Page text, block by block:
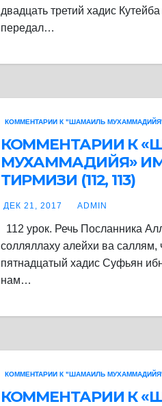
двадцать третий хадис
передал…
КОММЕНТАРИИ К "ШАМАИЛЬ
КОММЕНТАРИИ К
МУХАММАДИЙЯ»
ТИРМИЗИ (112, 113)
ДЕК 21, 2017 ADMIN
112 урок. Речь Посланника
солляллаху алейхи ва саллям,
пятнадцатый хадис Суфьян
нам…
КОММЕНТАРИИ К "ШАМАИЛЬ
КОММЕНТАРИИ К